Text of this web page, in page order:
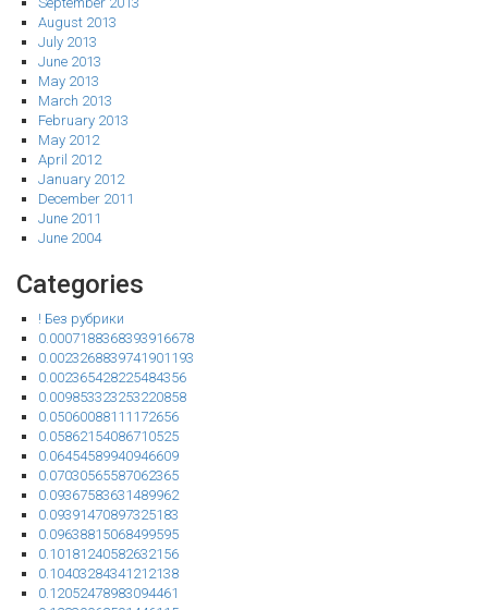
August 2013
July 2013
June 2013
May 2013
March 2013
February 2013
May 2012
April 2012
January 2012
December 2011
June 2011
June 2004
Categories
! Без рубрики
0.0007188368393916678
0.0023268839741901193
0.002365428225484356
0.009853323253220858
0.05060088111172656
0.05862154086710525
0.06454589940946609
0.07030565587062365
0.09367583631489962
0.09391470897325183
0.09638815068499595
0.10181240582632156
0.10403284341212138
0.12052478983094461